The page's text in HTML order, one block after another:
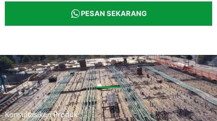
PESAN SEKARANG
Konsultasikan Produk